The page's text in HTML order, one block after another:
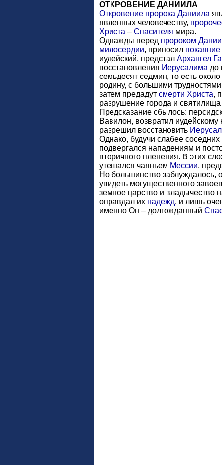
ОТКРОВЕНИЕ ДАНИИЛА
Откровение пророка Даниила
явленных человечеству,
Христа – Спасителя мира.
Однажды перед пророком
милосердии, приносил покаяние
иудейский, предстал Архангел
восстановления Иерусалима до
семьдесят седмин, то есть
родину, с большими
затем предадут смерти Христа,
разрушение города и
Предсказание сбылось:
Вавилон, возвратил иудейскому
разрешил восстановить
Однако, будучи слабее соседних
подвергался нападениям и
вторичного пленения. В этих
утешался чаяньем Мессии,
Но большинство заблуждалось,
увидеть могущественного
земное царство и владычество
оправдал их надежд, и лишь
именно Он – долгожданный